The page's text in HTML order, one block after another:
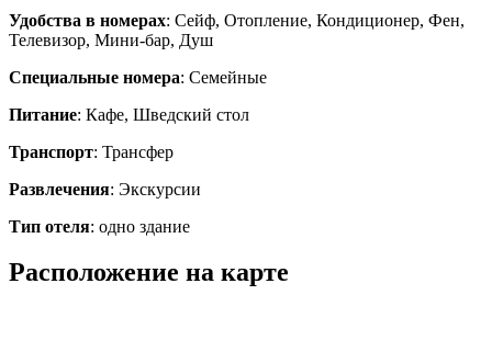
Удобства в номерах: Сейф, Отопление, Кондиционер, Фен,
Телевизор, Мини-бар, Душ
Специальные номера: Семейные
Питание: Кафе, Шведский стол
Транспорт: Трансфер
Развлечения: Экскурсии
Тип отеля: одно здание
Расположение на карте